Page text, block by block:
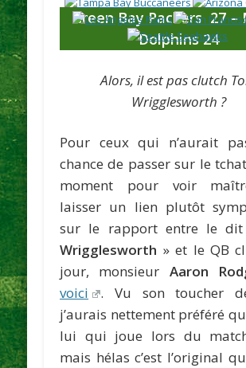
Green Bay Packers 27 –
Dolphins 24
Alors, il est pas clutch
Wrigglesworth ?
Pour ceux qui n’aurait
chance de passer sur le
moment pour voir
laisser un lien plutôt
sur le rapport entre le
Wrigglesworth » et le QB
jour, monsieur Aaron
voici
. Vu son toucher
j’aurais nettement préféré
lui qui joue lors du match
mais hélas c’est l’original